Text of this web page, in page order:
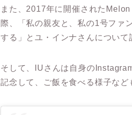
また、2017年に開催された
際、「私の親友と、私の1号ファ
する」とユ・インナさんについて
そして、IUさんは自身の
記念して、ご飯を食べる様子など